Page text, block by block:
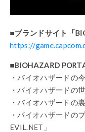
■ブランドサイト「
https://
■BIOHAZARD
・バイオハザードの
・バイオハザードの
・バイオハザードの
・バイオハザードの
EVIL.NET」